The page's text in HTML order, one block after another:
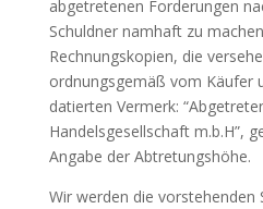
abgetretenen Forderungen
Schuldner namhaft zu
Rechnungskopien, die
ordnungsgemäß vom Käufer
datierten Vermerk:
Handelsgesellschaft m.b.H”,
Angabe der Abtretungshöhe.
Wir werden die vorstehenden